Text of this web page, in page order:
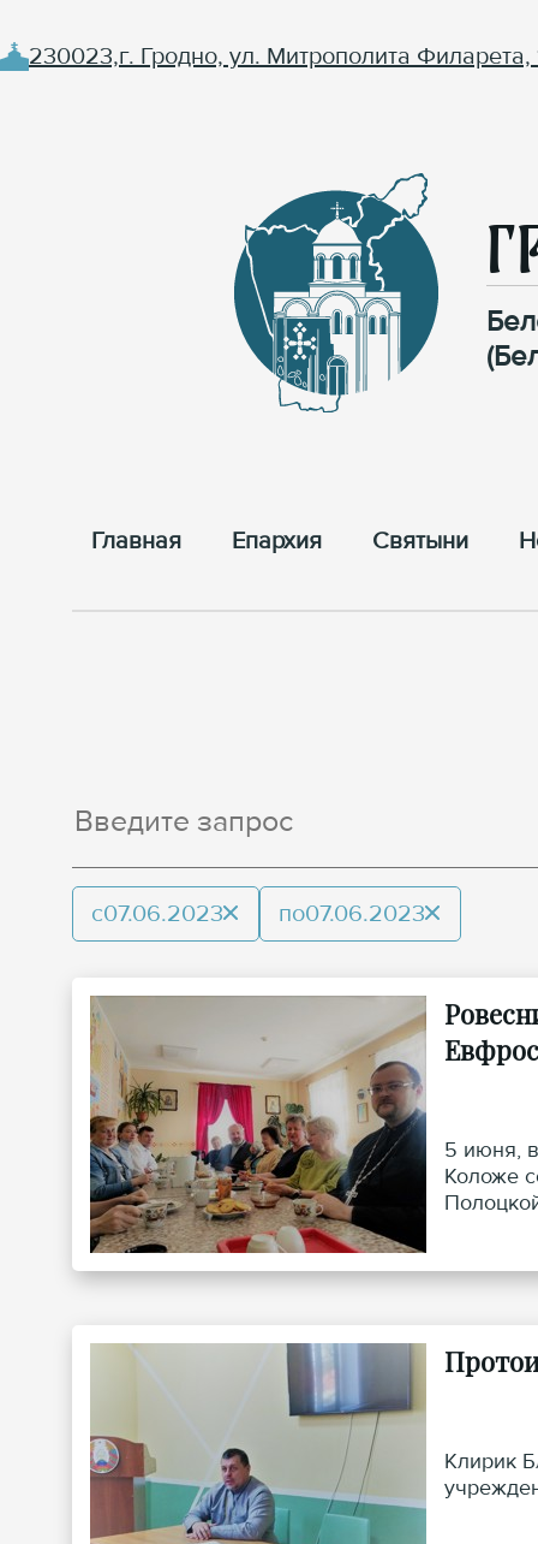
230023,г. Гродно, ул. Митрополита Филарета,
Главная Епархия Cвятыни
с07.06.2023 по07.06.2023
5 июня,
Коложе
Клирик